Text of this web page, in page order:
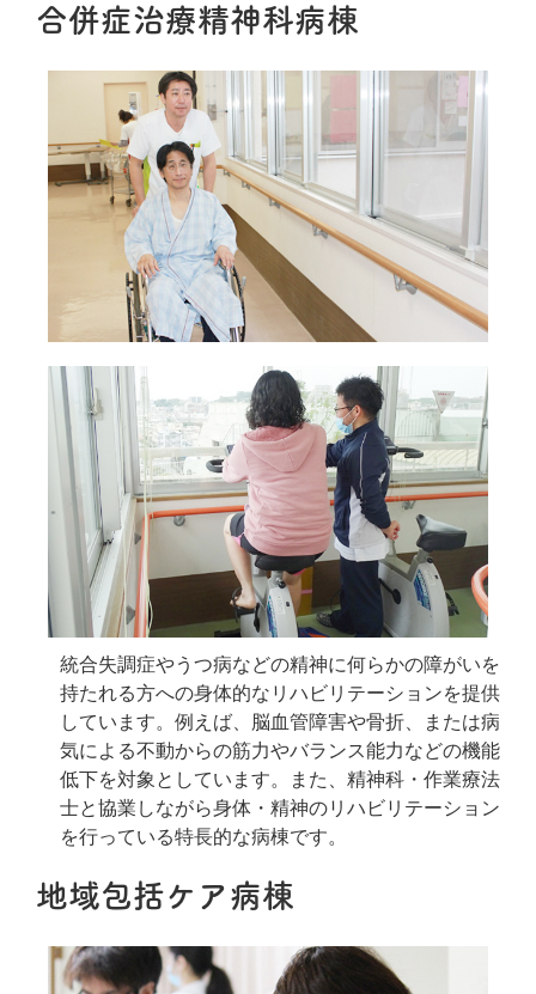
合併症治療精神科病棟
統合失調症やうつ病などの精神に何らかの障がいを
持たれる方への身体的なリハビリテーションを提供
しています。例えば、脳血管障害や骨折、または病
気による不動からの筋力やバランス能力などの機能
低下を対象としています。また、精神科・作業療法
士と協業しながら身体・精神のリハビリテーション
を行っている特長的な病棟です。
地域包括ケア病棟